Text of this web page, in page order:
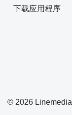
© 2026 Linemedia
下载应用程序